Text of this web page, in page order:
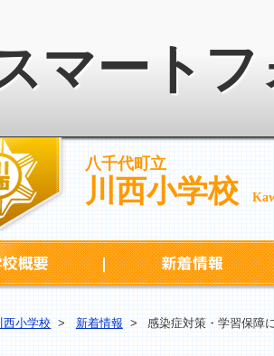
マート
八千代町立
川西小学校
学校概要
西小学校 > 新着情報 > 感染症対策・学習保障